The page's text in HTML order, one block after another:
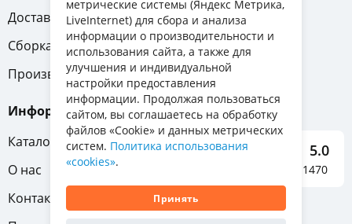
Доставка
Обмен и возврат
Сборка
Гарантия
Производители
Информация
Каталог мебели
О нас
Контакты
5.0
Отзывы о нас 1470
метрические системы (Яндекс Метрика,
LiveInternet) для сбора и анализа
информации о производительности и
использования сайта, а также для
улучшения и индивидуальной
настройки предоставления
информации. Продолжая пользоваться
сайтом, вы соглашаетесь на обработку
файлов «Cookie» и данных метрических
систем. Политика использования
«cookies».
Принять